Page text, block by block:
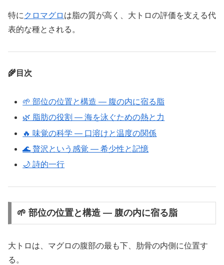
特に クロマグロ は脂の質が高く、大トロの評価を支える代
表的な種とされる。
🌾目次
🌱 部位の位置と構造 ― 腹の内に宿る脂
🌿 脂肪の役割 ― 海を泳ぐための熱と力
🔥 味覚の科学 ― 口溶けと温度の関係
🌊 贅沢という感覚 ― 希少性と記憶
🌙 詩的一行
🌱 部位の位置と構造 ― 腹の内に宿る脂
大トロは、マグロの腹部の最も下、肋骨の内側に位置す
る。